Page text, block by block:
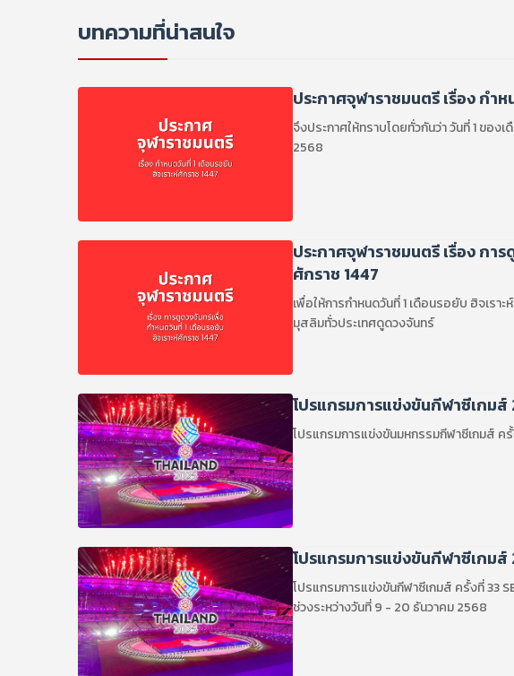
บทความที่น่าสนใจ
ประกาศจุฬาราชมนตรี เรื่อง กำ
จึงประกาศให้ทราบโดยทั่วกันว่า วันที่ 1 ขอ
2568
ประกาศจุฬาราชมนตรี เรื่อง กา
ศักราช 1447
เพื่อให้การกำหนดวันที่ 1 เดือนรอยับ ฮิจเรา
มุสลิมทั่วประเทศดูดวงจันทร์
โปรแกรมการแข่งขันกีฬาซีเกมส์
โปรแกรมการแข่งขันมหกรรมกีฬาซีเกมส์ ค
โปรแกรมการแข่งขันกีฬาซีเกมส์
โปรแกรมการแข่งขันกีฬาซีเกมส์ ครั้งที่ 33
ช่วงระหว่างวันที่ 9 - 20 ธันวาคม 2568